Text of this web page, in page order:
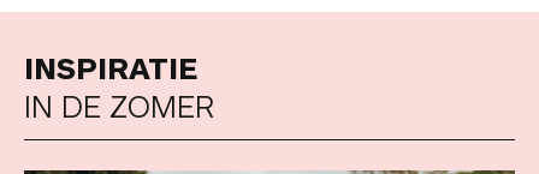
INSPIRATIE
IN DE ZOMER